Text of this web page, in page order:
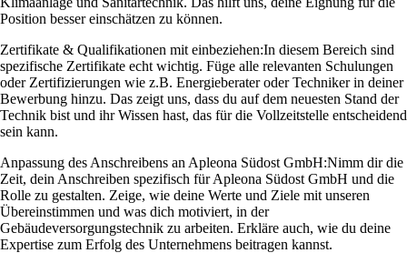
Position besser einschätzen zu können.
Zertifikate & Qualifikationen mit einbeziehen:In diesem Bereich sind
spezifische Zertifikate echt wichtig. Füge alle relevanten Schulungen
oder Zertifizierungen wie z.B. Energieberater oder Techniker in deiner
Bewerbung hinzu. Das zeigt uns, dass du auf dem neuesten Stand der
Technik bist und ihr Wissen hast, das für die Vollzeitstelle entscheidend
sein kann.
Anpassung des Anschreibens an Apleona Südost GmbH:Nimm dir die
Zeit, dein Anschreiben spezifisch für Apleona Südost GmbH und die
Rolle zu gestalten. Zeige, wie deine Werte und Ziele mit unseren
Übereinstimmen und was dich motiviert, in der
Gebäudeversorgungstechnik zu arbeiten. Erkläre auch, wie du deine
Expertise zum Erfolg des Unternehmens beitragen kannst.